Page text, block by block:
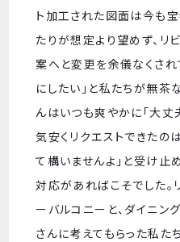
ト加工された図面は今も
たりが想定より望めず、リ
案へと変更を余儀なくされ
にしたい」と私たちが無茶
んはいつも爽やかに「大丈
気安くリクエストできたの
て構いませんよ」と受け止
対応があればこそでした。
ーバルコニーと、ダイニン
さんに考えてもらった私た